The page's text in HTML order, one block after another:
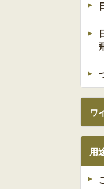
ワ
用